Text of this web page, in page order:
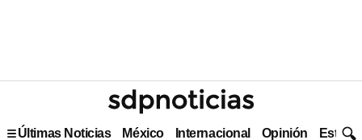
Últimas Noticias México Internacional Opinión Estilo